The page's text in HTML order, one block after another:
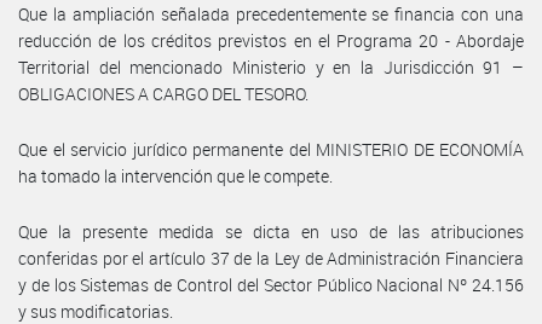
Que la ampliación señalada precedentemente se financia con una
reducción de los créditos previstos en el Programa 20 - Abordaje
Territorial del mencionado Ministerio y en la Jurisdicción 91 –
OBLIGACIONES A CARGO DEL TESORO.
Que el servicio jurídico permanente del MINISTERIO DE ECONOMÍA
ha tomado la intervención que le compete.
Que la presente medida se dicta en uso de las atribuciones
conferidas por el artículo 37 de la Ley de Administración Financiera
y de los Sistemas de Control del Sector Público Nacional Nº 24.156
y sus modificatorias.